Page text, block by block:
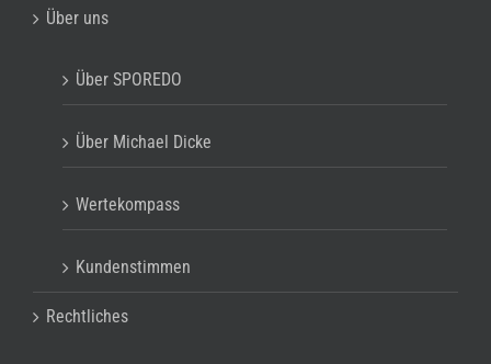
Über uns
Über SPOREDO
Über Michael Dicke
Wertekompass
Kundenstimmen
Rechtliches